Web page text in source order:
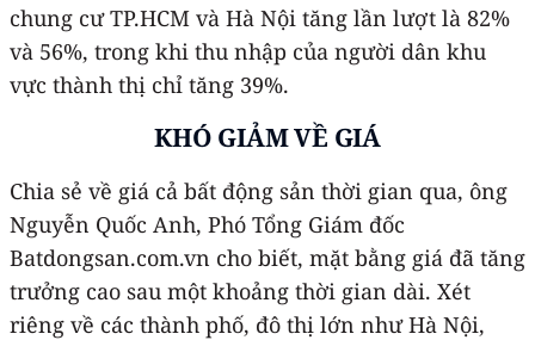
chung cư TP.HCM và Hà Nội tăng lần lượt là 82%
và 56%, trong khi thu nhập của người dân khu
vực thành thị chỉ tăng 39%.
KHÓ GIẢM VỀ GIÁ
Chia sẻ về giá cả bất động sản thời gian qua, ông
Nguyễn Quốc Anh, Phó Tổng Giám đốc
Batdongsan.com.vn cho biết, mặt bằng giá đã tăng
trưởng cao sau một khoảng thời gian dài. Xét
riêng về các thành phố, đô thị lớn như Hà Nội,